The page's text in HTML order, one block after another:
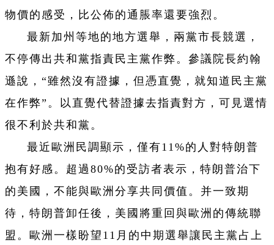
物價的感受，比公佈的通脹率還要強烈。
最新加州等地的地方選舉，兩黨市長競選，
不停傳出共和黨指責民主黨作弊。參議院長約翰
遜說，“雖然沒有證據，但憑直覺，就知道民主黨
在作弊”。以直覺代替證據去指責對方，可見選情
很不利於共和黨。
最近歐洲民調顯示，僅有11%的人對特朗普
抱有好感。超過80%的受訪者表示，特朗普治下
的美國，不能與歐洲分享共同價值。并一致期
待，特朗普卸任後，美國將重回與歐洲的傳統聯
盟。歐洲一樣盼望11月的中期選舉讓民主黨占上